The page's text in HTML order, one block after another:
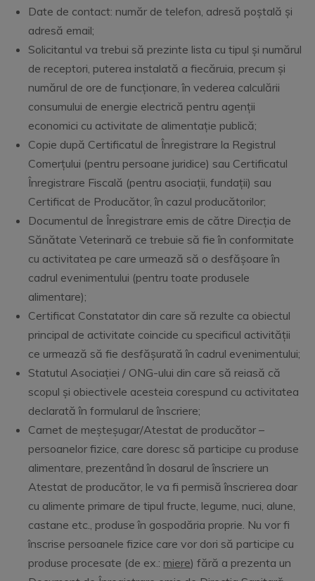
Date de contact: număr de telefon, adresă poștală și
adresă email;
Solicitantul va trebui să prezinte lista cu tipul și numărul
de receptori, puterea instalată a fiecăruia, precum și
numărul de ore de funcționare, în vederea calculării
consumului de energie electrică pentru agenții
economici cu activitate de alimentație publică;
Copie după Certificatul de Înregistrare la Registrul
Comerțului (pentru persoane juridice) sau Certificatul
Înregistrare Fiscală (pentru asociații, fundații) sau
Certificat de Producător, în cazul producătorilor;
Documentul de Înregistrare emis de către Direcția de
Sănătate Veterinară ce trebuie să fie în conformitate
cu activitatea pe care urmează să o desfășoare în
cadrul evenimentului (pentru toate produsele
alimentare);
Certificat Constatator din care să rezulte ca obiectul
principal de activitate coincide cu specificul activității
ce urmează să fie desfășurată în cadrul evenimentului;
Statutul Asociației / ONG-ului din care să reiasă că
scopul și obiectivele acesteia corespund cu activitatea
declarată în formularul de înscriere;
Carnet de meșteșugar/Atestat de producător –
persoanelor fizice, care doresc să participe cu produse
alimentare, prezentând în dosarul de înscriere un
Atestat de producător, le va fi permisă înscrierea doar
cu alimente primare de tipul fructe, legume, nuci, alune,
castane etc., produse în gospodăria proprie. Nu vor fi
înscrise persoanele fizice care vor dori să participe cu
produse procesate (de ex.: miere) fără a prezenta un